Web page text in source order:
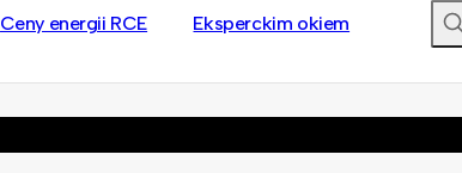
Ceny energii RCE Eksperckim okiem